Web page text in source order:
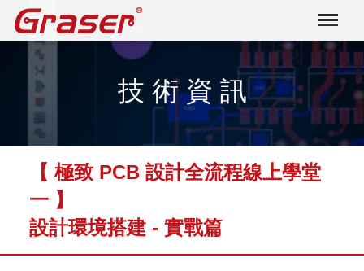
技 術 資 訊
【 極致 PCB 設計全流程線上學堂
一 】
設計環境搭建 - 實戰篇